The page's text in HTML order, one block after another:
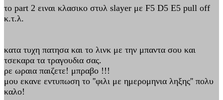
το part 2 ειναι κλασικο στυλ slayer με F5 D5 E5 pull off
κ.τ.λ.
κατα τυχη πατησα και το λινκ με την μπαντα σου και
τσεκαρα τα τραγουδια σας.
ρε ωραια παιζετε! μπραβο !!!
μου εκανε εντυπωση το ''φιλι με ημερομηνια ληξης'' πολυ
καλο!